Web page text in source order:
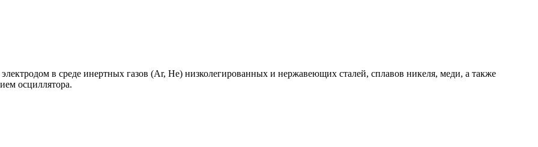
в среде инертных газов (Ar, He) низколегированных и нержавеющих сталей, сплавов никеля, меди, а также
осциллятора.